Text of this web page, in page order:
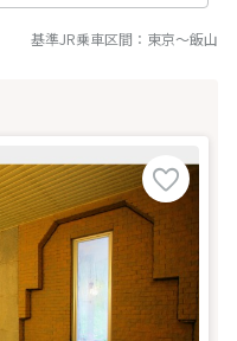
基準JR乗車区間： 東京～飯山